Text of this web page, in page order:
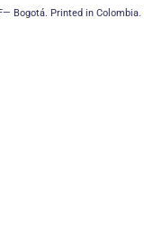
Bogotá. Printed in Colombia.